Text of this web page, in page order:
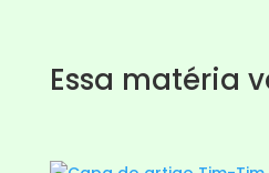
Essa matéria